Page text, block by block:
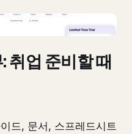
업 준비할 때
드, 문서, 스프레드시트